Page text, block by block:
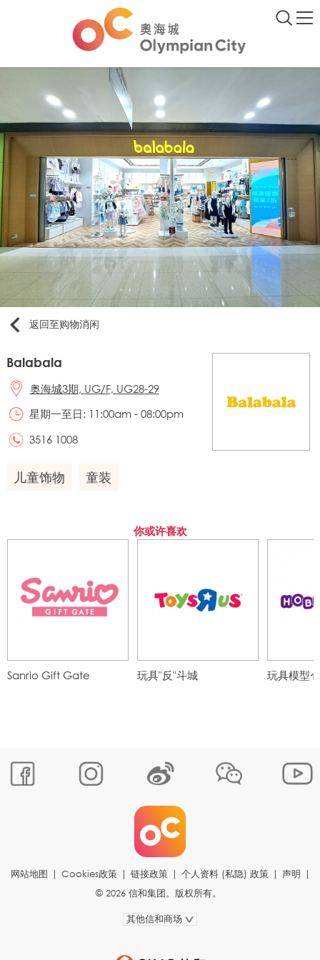
返回至购物消闲
Balabala
奥海城3期, UG/F, UG28-29
星期一至日: 11:00am - 08:00pm
3516 1008
儿童饰物 童装
你或许喜欢
Sanrio Gift Gate 玩具"反"斗城 玩具模型仓
网站地图 | Cookies政策 | 链接政策 | 个人资料 (私隐) 政策 | 声明 |
© 2026 信和集团。版权所有。
其他信和商场